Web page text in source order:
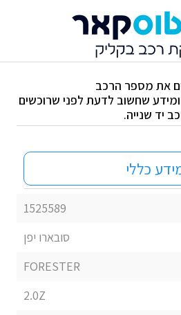
את מספר הרכב
שחשוב לדעת לפני שרוכשים
יד שנייה.
כללי
1525589
סובארו יפן
FORESTER
2.0Z